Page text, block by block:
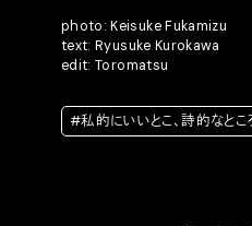
photo: Keisuke Fukamizu
text: Ryusuke Kurokawa
edit: Toromatsu
#私的にいいとこ、詩的なとこ